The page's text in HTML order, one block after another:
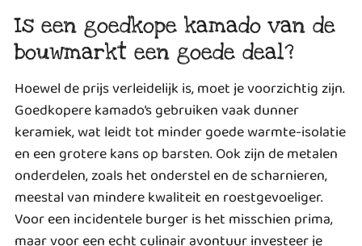
Is een goedkope kamado van de
bouwmarkt een goede deal?
Hoewel de prijs verleidelijk is, moet je voorzichtig zijn.
Goedkopere kamado’s gebruiken vaak dunner
keramiek, wat leidt tot minder goede warmte-isolatie
en een grotere kans op barsten. Ook zijn de metalen
onderdelen, zoals het onderstel en de scharnieren,
meestal van mindere kwaliteit en roestgevoeliger.
Voor een incidentele burger is het misschien prima,
maar voor een echt culinair avontuur investeer je